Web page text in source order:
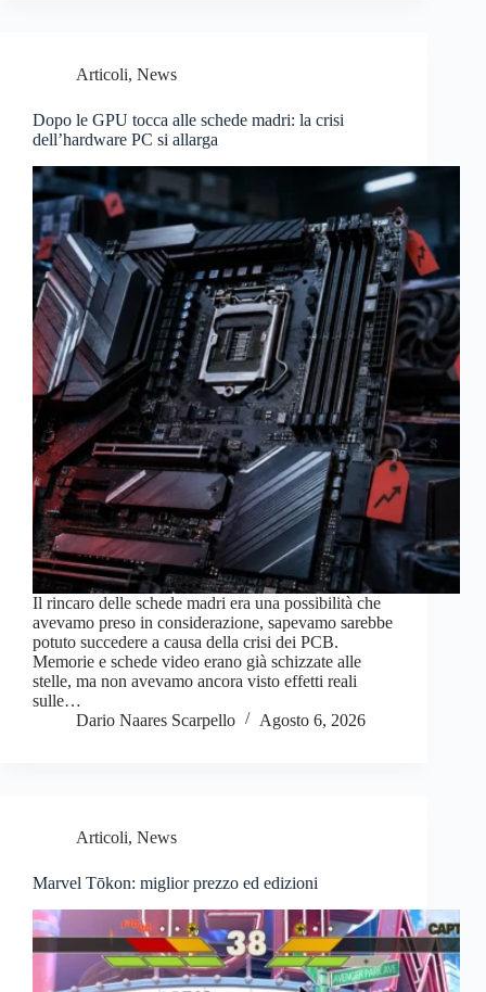
Articoli, News
Dopo le GPU tocca alle schede madri: la crisi
dell’hardware PC si allarga
Il rincaro delle schede madri era una possibilità che
avevamo preso in considerazione, sapevamo sarebbe
potuto succedere a causa della crisi dei PCB.
Memorie e schede video erano già schizzate alle
stelle, ma non avevamo ancora visto effetti reali
sulle…
Dario Naares Scarpello
Agosto 6, 2026
Articoli, News
Marvel Tōkon: miglior prezzo ed edizioni